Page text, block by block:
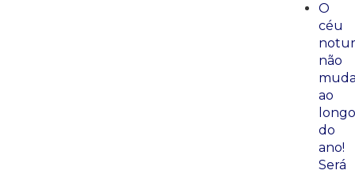
O
céu
não
ao
longo
do
ano!
Será